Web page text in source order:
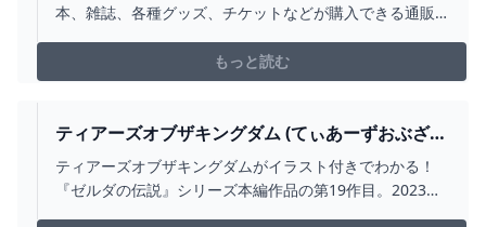
本、雑誌、各種グッズ、チケットなどが購入できる通販
通販ならタワーレコードオンラインショップ。
もっと読む
ティアーズオブザキングダム (てぃあーずおぶざき
んぐだむ)とは【ピクシブ百科事典】
ティアーズオブザキングダムがイラスト付きでわかる！
『ゼルダの伝説』シリーズ本編作品の第19作目。2023年